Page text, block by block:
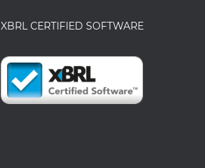
XBRL CERTIFIED SOFTWARE